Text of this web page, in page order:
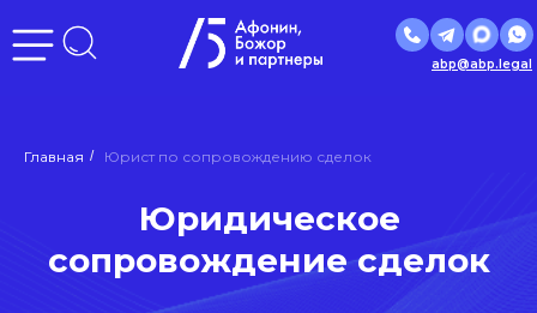
abp@abp.legal
Главная / Юрист по сопровождению сделок
Юридическое
Закажите консультацию сейчас